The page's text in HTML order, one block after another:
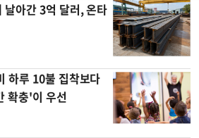
날아간 3억 달러, 온타
하루 10불 집착보다
확충'이 우선